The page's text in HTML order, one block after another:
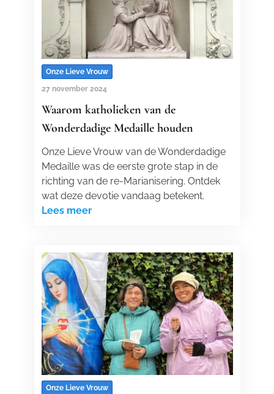
Onze Lieve Vrouw
27 november 2024
Waarom katholieken van de
Wonderdadige Medaille houden
Onze Lieve Vrouw van de Wonderdadige
Medaille was de eerste grote stap in de
richting van de re-Marianisering. Ontdek
wat deze devotie vandaag betekent.
Lees meer
Onze Lieve Vrouw